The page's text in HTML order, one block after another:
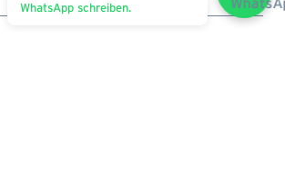
WhatsApp schreiben.